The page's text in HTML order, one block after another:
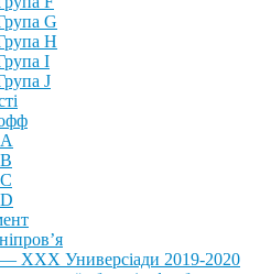
G
H
I
J
— ХХХ Универсіади 2019-2020